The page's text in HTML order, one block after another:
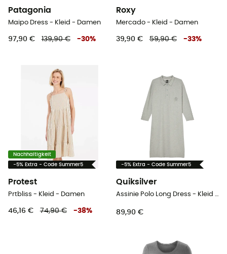
Patagonia
Maipo Dress - Kleid - Damen
97,90 € 139,90 € -30%
Roxy
Mercado - Kleid - Damen
39,90 € 59,90 € -33%
Nachhaltigkeit
-5% Extra - Code Summer5
Protest
Prtbliss - Kleid - Damen
46,16 € 74,90 € -38%
-5% Extra - Code Summer5
Quiksilver
Assinie Polo Long Dress - Kleid - Damen
89,90 €